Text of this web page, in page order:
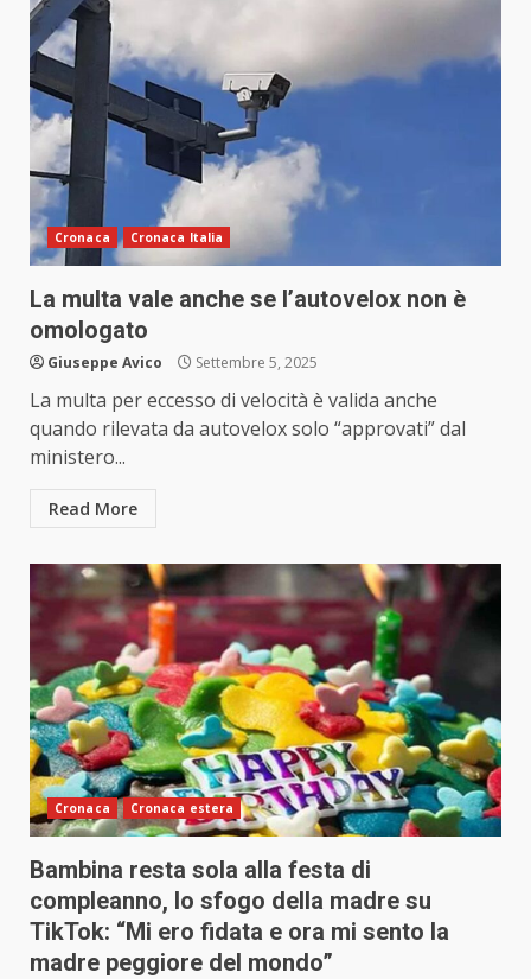
Cronaca Cronaca Italia
La multa vale anche se l’autovelox non è
omologato
Giuseppe Avico Settembre 5, 2025
La multa per eccesso di velocità è valida anche
quando rilevata da autovelox solo “approvati” dal
ministero...
Read More
Cronaca Cronaca estera
Bambina resta sola alla festa di
compleanno, lo sfogo della madre su
TikTok: “Mi ero fidata e ora mi sento la
madre peggiore del mondo”